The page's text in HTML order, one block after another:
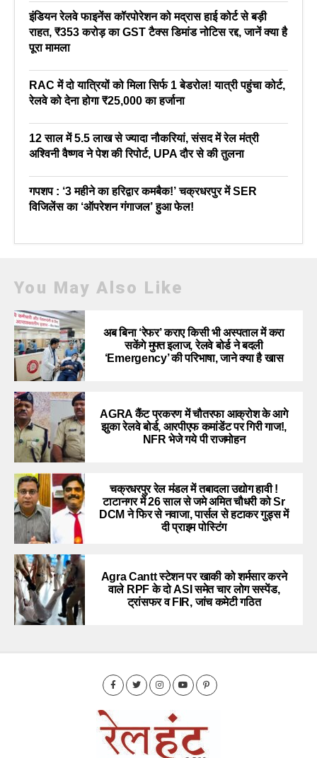
इंडियन रेलवे फाइनेंस कॉरपोरेशन को मद्रास हाई कोर्ट से बड़ी
राहत, ₹353 करोड़ का GST टैक्स डिमांड नोटिस रद्द, जानें क्या है
पूरा मामला
RAC में दो यात्रियों को मिला सिर्फ 1 बेडरोल! यात्री पहुंचा कोर्ट,
रेलवे को देना होगा ₹25,000 का हर्जाना
12 साल में 5.5 लाख से ज्यादा नौकरियां, संसद में रेल मंत्री
अश्विनी वैष्णव ने पेश की रिपोर्ट, UPA दौर से की तुलना
गपशप : ‘3 महीने का हरिद्वार कमबैक!’ चक्रधरपुर में SER
विजिलेंस का ‘ऑपरेशन गंगाजल’ हुआ फेल!
You May Also Like
अब बिना ‘रेफर’ कराए किसी भी अस्पताल में करा
सकेंगे मुफ्त इलाज, रेलवे बोर्ड ने बदली
‘Emergency’ की परिभाषा, जाने क्या है खास
AGRA कैंट प्रकरण में चौतरफा आक्रोश के आगे
झुका रेलवे बोर्ड, आरपीएफ कमांडेंट पर गिरी गाज!,
NFR भेजे गये पी राजमोहन
चक्रधरपुर रेल मंडल में तबादला उद्योग हावी !
टाटानगर में 26 साल से जमे अमित चौधरी को Sr
DCM ने फिर से नवाजा, पार्सल से हटाकर गुड्स में
दी प्राइम पोस्टिंग
Agra Cantt स्टेशन पर खाकी को शर्मसार करने
वाले RPF के दो ASI समेत चार लोग सस्पेंड,
ट्रांसफर व FIR, जांच कमेटी गठित